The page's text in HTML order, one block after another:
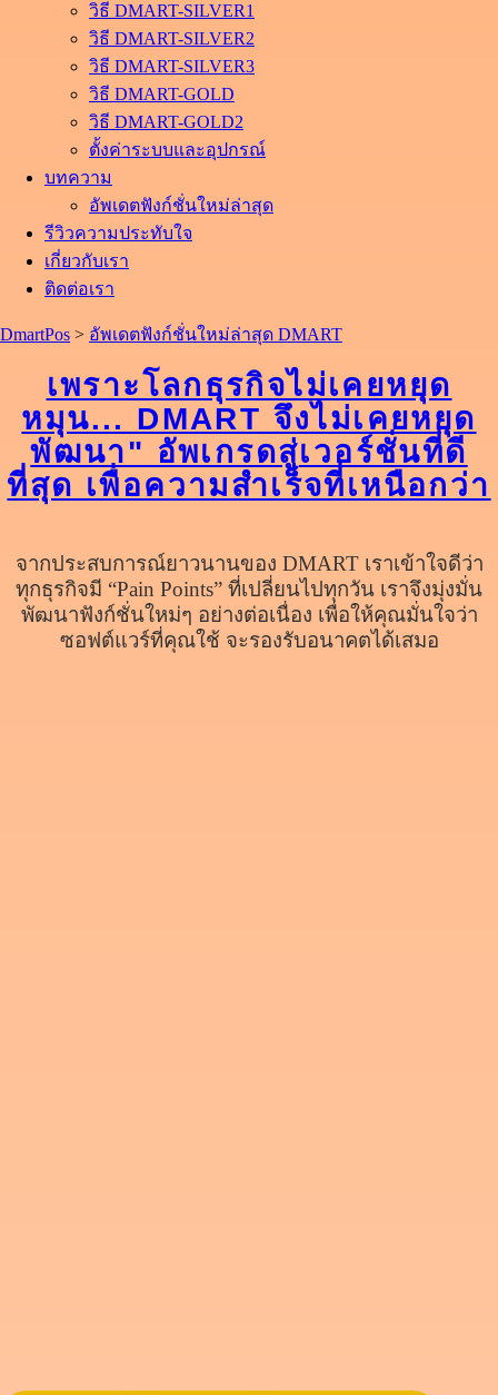
วิธี DMART-SILVER1
วิธี DMART-SILVER2
วิธี DMART-SILVER3
วิธี DMART-GOLD
วิธี DMART-GOLD2
ตั้งค่าระบบและอุปกรณ์
บทความ
อัพเดตฟังก์ชั่นใหม่ล่าสุด
รีวิวความประทับใจ
เกี่ยวกับเรา
ติดต่อเรา
DmartPos > อัพเดตฟังก์ชั่นใหม่ล่าสุด DMART
เพราะโลกธุรกิจไม่เคยหยุด
หมุน... DMART จึงไม่เคยหยุด
พัฒนา" อัพเกรดสู่เวอร์ชั่นที่ดี
ที่สุด เพื่อความสำเร็จที่เหนือกว่า
จากประสบการณ์ยาวนานของ DMART เราเข้าใจดีว่า
ทุกธุรกิจมี “Pain Points” ที่เปลี่ยนไปทุกวัน เราจึงมุ่งมั่น
พัฒนาฟังก์ชั่นใหม่ๆ อย่างต่อเนื่อง เพื่อให้คุณมั่นใจว่า
ซอฟต์แวร์ที่คุณใช้ จะรองรับอนาคตได้เสมอ